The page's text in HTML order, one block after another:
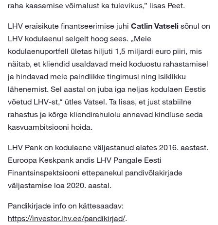
raha kaasamise võimalust ka tulevikus,” lisas Peet.
LHV eraisikute finantseerimise juhi Catlin Vatseli sõnul on
LHV kodulaenul selgelt hoog sees. „Meie
kodulaenuportfell ületas hiljuti 1,5 miljardi euro piiri, mis
näitab, et kliendid usaldavad meid koduostu rahastamisel
ja hindavad meie paindlikke tingimusi ning isiklikku
lähenemist. Sel aastal on juba iga neljas kodulaen Eestis
võetud LHV-st,“ ütles Vatsel. Ta lisas, et just stabiilne
rahastus ja kõrge kliendirahulolu annavad kindluse seda
kasvuambitsiooni hoida.
LHV Pank on kodulaene väljastanud alates 2016. aastast.
Euroopa Keskpank andis LHV Pangale Eesti
Finantsinspektsiooni ettepanekul pandivõlakirjade
väljastamise loa 2020. aastal.
Pandikirjade info on kättesaadav:
https://investor.lhv.ee/pandikirjad/.